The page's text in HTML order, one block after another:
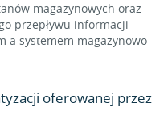
magazynowych oraz
przepływu informacji
a systemem magazynowo-
oferowanej przez